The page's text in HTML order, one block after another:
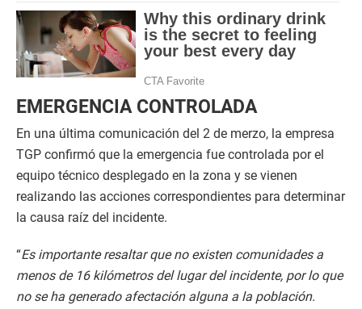
EMERGENCIA CONTROLADA
En una última comunicación del 2 de merzo, la empresa
TGP confirmó que la emergencia fue controlada por el
equipo técnico desplegado en la zona y se vienen
realizando las acciones correspondientes para determinar
la causa raíz del incidente.
“Es importante resaltar que no existen comunidades a
menos de 16 kilómetros del lugar del incidente, por lo que
no se ha generado afectación alguna a la población.